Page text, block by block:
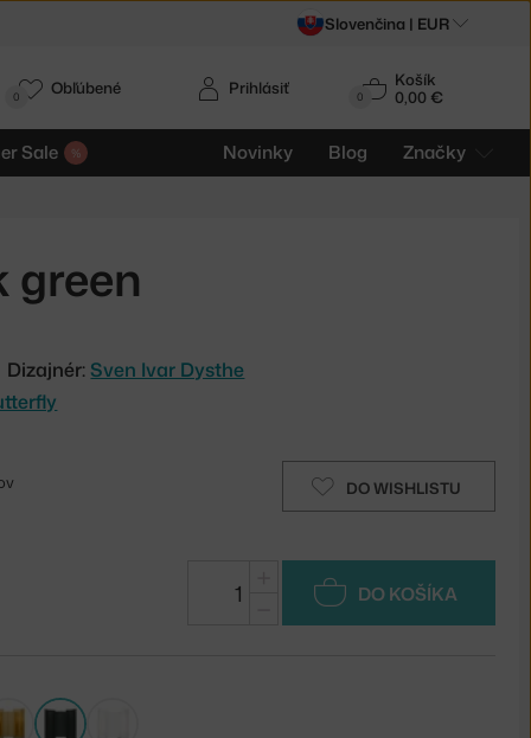
0
Košík
0,00 €
Sale Novinky Blog Značky
Prihlásiť
0 Obľúbené
Dizajnér: Sven Ivar Dysthe
DO WISHLISTU
DO KOŠÍKA
Slovenčina | EUR